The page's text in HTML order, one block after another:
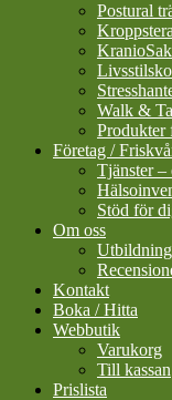
Postural
Walk &
Produkter
Företag /
Tjänster –
Stöd för
Om oss
Kontakt
Boka / Hitta
Webbutik
Varukorg
Till kassan
Prislista